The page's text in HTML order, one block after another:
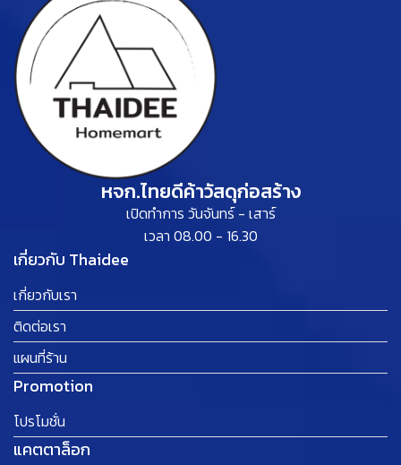
หจก.ไทยดีค้าวัสดุก่อสร้าง
เปิดทำการ วันจันทร์ - เสาร์
เวลา 08.00 - 16.30
เกี่ยวกับ Thaidee
เกี่ยวกับเรา
ติดต่อเรา
แผนที่ร้าน
Promotion
โปรโมชั่น
แคตตาล็อก